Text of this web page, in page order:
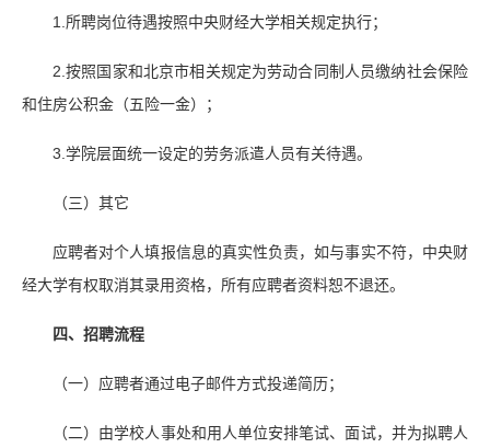
1.所聘岗位待遇按照中央财经大学相关规定执行；
2.按照国家和北京市相关规定为劳动合同制人员缴纳社会保险
和住房公积金（五险一金）；
3.学院层面统一设定的劳务派遣人员有关待遇。
（三）其它
应聘者对个人填报信息的真实性负责，如与事实不符，中央财
经大学有权取消其录用资格，所有应聘者资料恕不退还。
四、招聘流程
（一）应聘者通过电子邮件方式投递简历；
（二）由学校人事处和用人单位安排笔试、面试，并为拟聘人